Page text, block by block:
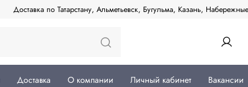
Доставка по Татарстану, Альметьевск, Бугульма, Казань,
Доставка О компании Личный кабинет
Вакансии